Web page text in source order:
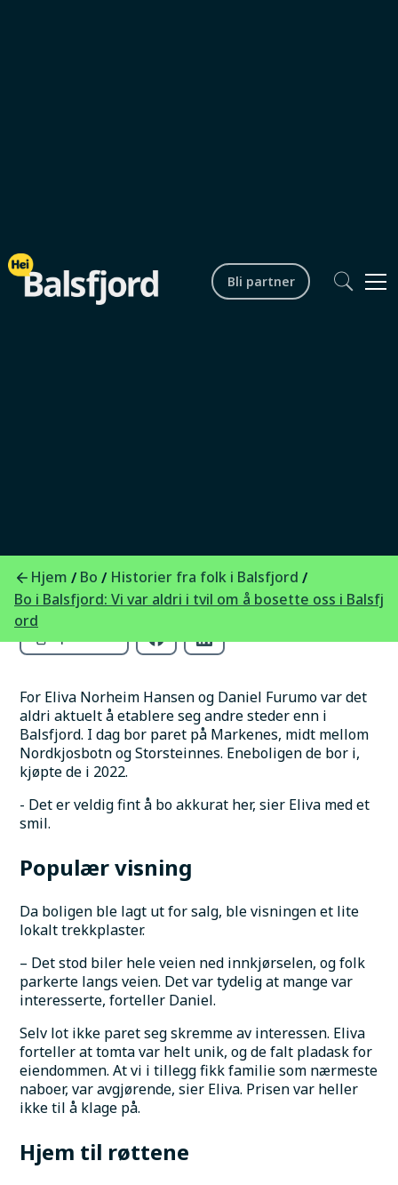
Bli partner
Hjem / Bo / Historier fra folk i Balsfjord /
Bo i Balsfjord: Vi var aldri i tvil om å bosette oss i Balsfj
ord
0min lesetid
Stine Rakkenes
15.9.2025
For Eliva Norheim Hansen og Daniel Furumo var det
aldri aktuelt å etablere seg andre steder enn i
Balsfjord. I dag bor paret på Markenes, midt mellom
Nordkjosbotn og Storsteinnes. Eneboligen de bor i,
kjøpte de i 2022.
- Det er veldig fint å bo akkurat her, sier Eliva med et
smil.
Populær visning
Da boligen ble lagt ut for salg, ble visningen et lite
lokalt trekkplaster.
– Det stod biler hele veien ned innkjørselen, og folk
parkerte langs veien. Det var tydelig at mange var
interesserte, forteller Daniel.
Selv lot ikke paret seg skremme av interessen. Eliva
forteller at tomta var helt unik, og de falt pladask for
eiendommen. At vi i tillegg fikk familie som nærmeste
naboer, var avgjørende, sier Eliva. Prisen var heller
ikke til å klage på.
Hjem til røttene